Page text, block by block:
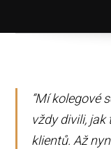
“Mí kolegové
vždy divili,
klientů. Až